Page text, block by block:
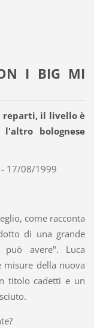
I BIG MI
reparti, il livello è
bolognese
- 17/08/1999
come racconta
di una grande
può avere". Luca
misure della nuova
titolo cadetti e un